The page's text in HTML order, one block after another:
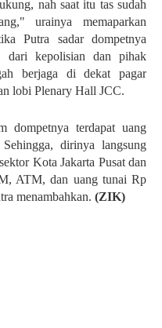
nah saat itu tas sudah
urainya memaparkan
Putra sadar dompetnya
dari kepolisian dan pihak
berjaga di dekat pagar
lobi Plenary Hall JCC.
dompetnya terdapat uang
dirinya langsung
Kota Jakarta Pusat dan
ATM, dan uang tunai Rp
menambahkan. (ZIK)